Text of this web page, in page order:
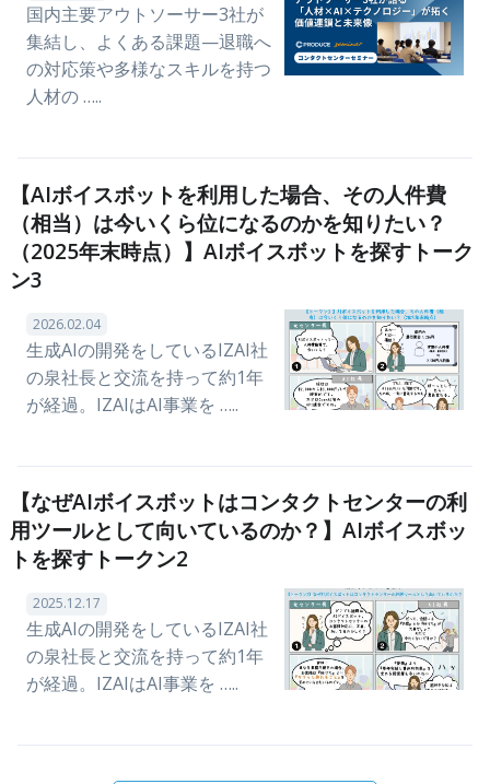
国内主要アウトソーサー3社が
集結し、よくある課題—退職へ
の対応策や多様なスキルを持つ
人材の …..
【AIボイスボットを利用した場合、その人件費
（相当）は今いくら位になるのかを知りたい？
（2025年末時点）】AIボイスボットを探すトーク
ン3
2026.02.04
生成AIの開発をしているIZAI社
の泉社長と交流を持って約1年
が経過。IZAIはAI事業を …..
【なぜAIボイスボットはコンタクトセンターの利
用ツールとして向いているのか？】AIボイスボッ
トを探すトークン2
2025.12.17
生成AIの開発をしているIZAI社
の泉社長と交流を持って約1年
が経過。IZAIはAI事業を …..